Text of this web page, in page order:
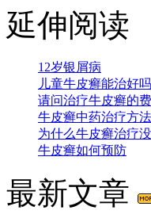
延伸阅读
12岁银屑病
儿童牛皮癣能治好吗
请问治疗牛皮癣的
牛皮癣中药治疗方
为什么牛皮癣治疗
牛皮癣如何预防
最新文章